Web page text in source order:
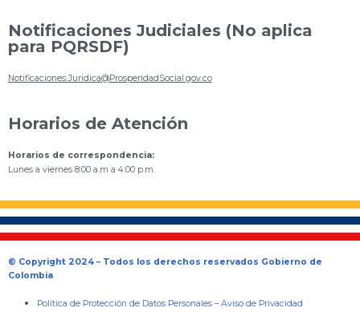
Notificaciones Judiciales (No aplica
para PQRSDF)
Notificaciones.Juridica@ProsperidadSocial.gov.co
Horarios de Atención
Horarios de correspondencia:
Lunes a viernes 8:00 a.m a 4:00 p.m.
© Copyright 2024 – Todos los derechos reservados Gobierno de
Colombia
Política de Protección de Datos Personales –Aviso de Privacidad